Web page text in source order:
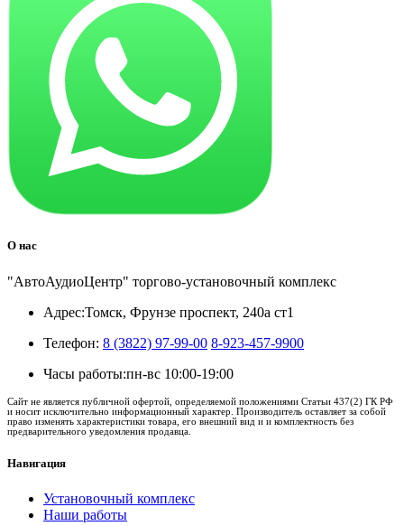
О нас
"АвтоАудиоЦентр" торгово-установочный комплекс
Адрес:Томск, Фрунзе проспект, 240а ст1
Телефон: 8 (3822) 97-99-00 8-923-457-9900
Часы работы:пн-вс 10:00-19:00
Сайт не является публичной офертой, определяемой положениями Статьи 437(2) ГК РФ
и носит исключительно информационный характер. Производитель оставляет за собой
право изменять характеристики товара, его внешний вид и и комплектность без
предварительного уведомления продавца.
Навигация
Установочный комплекс
Наши работы